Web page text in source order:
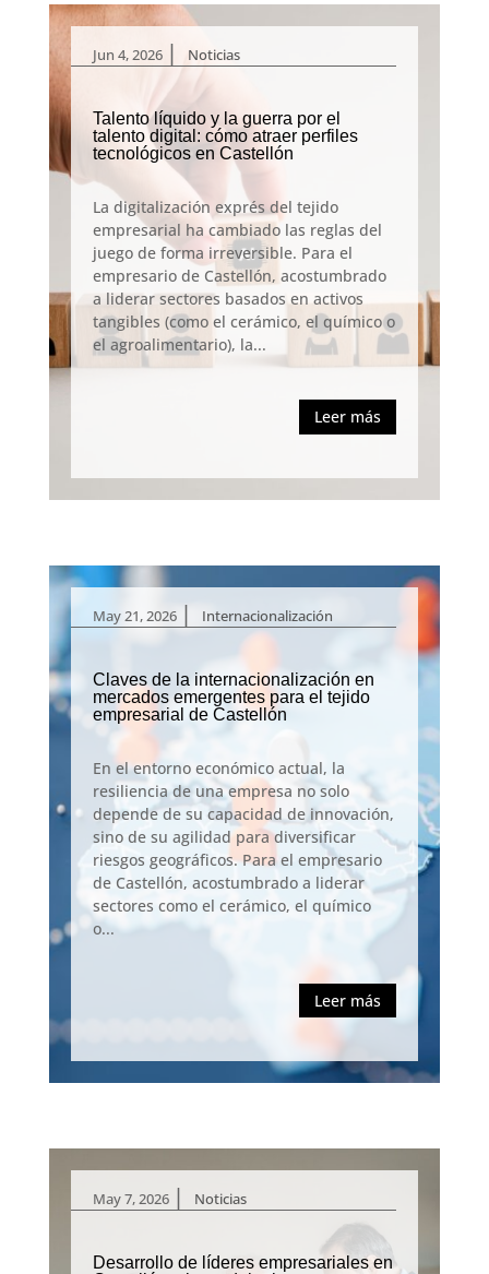
Jun 4, 2026 | Noticias
Talento líquido y la guerra por el
talento digital: cómo atraer perfiles
tecnológicos en Castellón
La digitalización exprés del tejido
empresarial ha cambiado las reglas del
juego de forma irreversible. Para el
empresario de Castellón, acostumbrado
a liderar sectores basados en activos
tangibles (como el cerámico, el químico o
el agroalimentario), la...
Leer más
May 21, 2026 | Internacionalización
Claves de la internacionalización en
mercados emergentes para el tejido
empresarial de Castellón
En el entorno económico actual, la
resiliencia de una empresa no solo
depende de su capacidad de innovación,
sino de su agilidad para diversificar
riesgos geográficos. Para el empresario
de Castellón, acostumbrado a liderar
sectores como el cerámico, el químico
o...
Leer más
May 7, 2026 | Noticias
Desarrollo de líderes empresariales en